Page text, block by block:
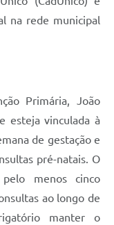
na rede municipal
Primária, João
esteja vinculada à
de gestação e
pré-natais. O
menos cinco
ao longo de
manter o